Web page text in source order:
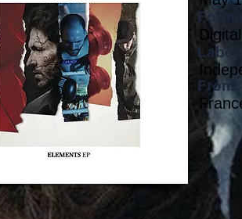
Digital
Label:
From: